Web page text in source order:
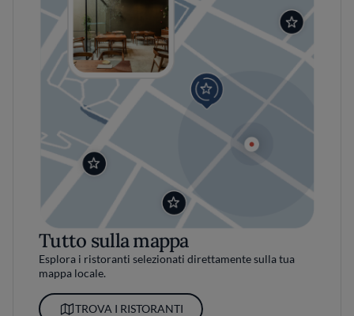
Tutto sulla mappa
Esplora i ristoranti selezionati direttamente sulla tua
mappa locale.
TROVA I RISTORANTI